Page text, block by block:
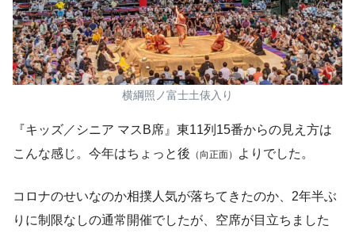
横綱照ノ富士土俵入り
『キッズ／シニア マスB席』東11列15番からの見え方は
こんな感じ。今年はちょっと後 （向正面） よりでした。
コロナのせいなのか相撲人気が落ちてきたのか、2年半ぶ
りに制限なしの通常開催でしたが、空席が目立ちました